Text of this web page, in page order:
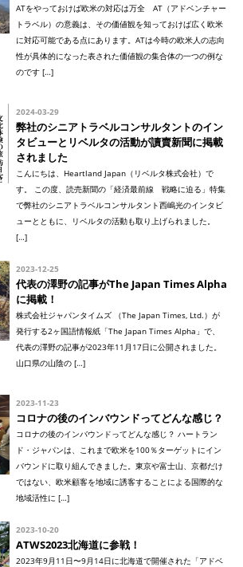
ATをやっておけば欧米の対応は万全 AT（アドベンチャー
トラベル）の意義は、その価値観を知っておけば広く欧米
に対応可能である点にあります。ATは今時の欧米人の志向
性が具体的になった表された価値観の集合体の一つの例な
のです […]
2024-03-29
弊社のシニアトラベルコンサルタントのイン
タビューとリベルタの活動が讀賣新聞に掲載
されました
こんにちは、Heartland Japan（リベルタ株式会社）で
す。 この度、読売新聞の「経済最前線 戦略に迫る」特集
で弊社のシニアトラベルコンサルタント西嶋光のインタビ
ューとともに、リベルタの活動も取り上げられました。
[…]
2023-12-25
代表の澤野の記事がThe Japan Times Alpha
に掲載！
株式会社ジャパンタイムズ （The Japan Times, Ltd.）が
発行する2ヶ国語情報紙「The Japan Times Alpha」で、
代表の澤野の記事が2023年11月17日に公開されました。
山口県の山陰の […]
2023-11-23
コロナの後のインバウンドってどんな感じ？
コロナの後のインバウンドってどんな感じ？ ハートラン
ド・ジャパンは、これまで欧米を100％ターゲットにイン
バウンドに取り組んできました。東京や富士山、京都だけ
ではない、欧米顧客を地域に誘客することによる国際的な
地域活性に […]
2023-10-20
ATWS2023北海道に参戦！
2023年9月11日〜9月14日に北海道で開催された「アドベ